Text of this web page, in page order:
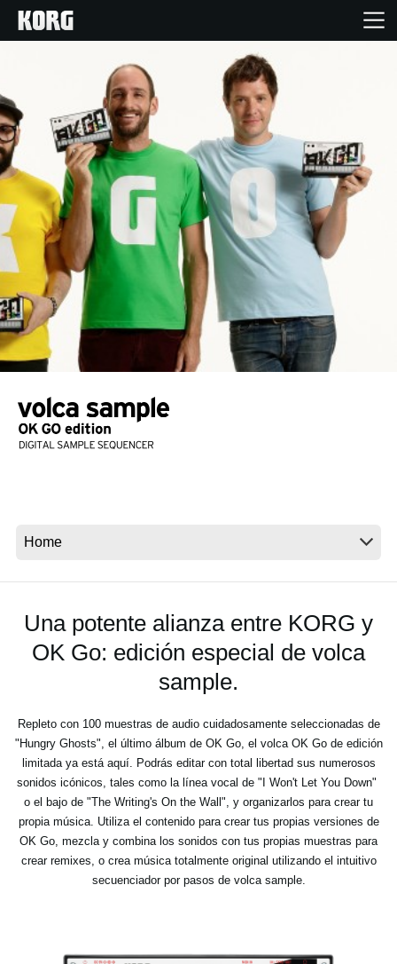
Productos
Características
Eventos
Soporte
Localizador de Tiendas
Noticias
Ubicación
Una potente alianza entre KORG y
OK Go: edición especial de volca
sample.
Repleto con 100 muestras de audio cuidadosamente seleccionadas de
"Hungry Ghosts", el último álbum de OK Go, el volca OK Go de edición
limitada ya está aquí. Podrás editar con total libertad sus numerosos
sonidos icónicos, tales como la línea vocal de "I Won't Let You Down"
o el bajo de "The Writing's On the Wall", y organizarlos para crear tu
propia música. Utiliza el contenido para crear tus propias versiones de
OK Go, mezcla y combina los sonidos con tus propias muestras para
crear remixes, o crea música totalmente original utilizando el intuitivo
secuenciador por pasos de volca sample.